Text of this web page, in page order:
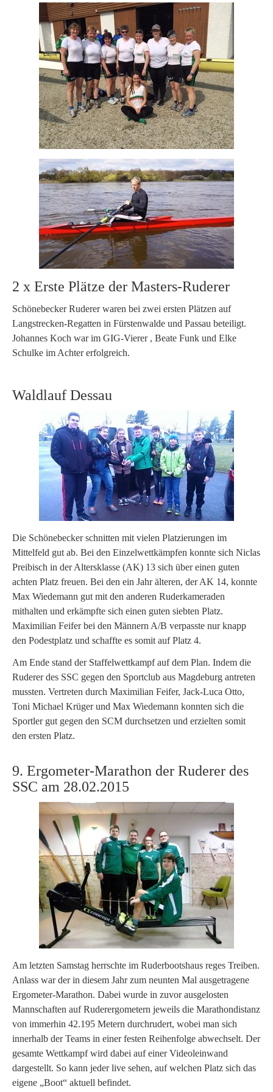
2 x Erste Plätze der Masters-Ruderer
Schönebecker Ruderer waren bei zwei ersten Plätzen auf
Langstrecken-Regatten in Fürstenwalde und Passau beteiligt.
Johannes Koch war im GIG-Vierer , Beate Funk und Elke
Schulke im Achter erfolgreich.
Waldlauf Dessau
Die Schönebecker schnitten mit vielen Platzierungen im
Mittelfeld gut ab. Bei den Einzelwettkämpfen konnte sich Niclas
Preibisch in der Altersklasse (AK) 13 sich über einen guten
achten Platz freuen. Bei den ein Jahr älteren, der AK 14, konnte
Max Wiedemann gut mit den anderen Ruderkameraden
mithalten und erkämpfte sich einen guten siebten Platz.
Maximilian Feifer bei den Männern A/B verpasste nur knapp
den Podestplatz und schaffte es somit auf Platz 4.
Am Ende stand der Staffelwettkampf auf dem Plan. Indem die
Ruderer des SSC gegen den Sportclub aus Magdeburg antreten
mussten. Vertreten durch Maximilian Feifer, Jack-Luca Otto,
Toni Michael Krüger und Max Wiedemann konnten sich die
Sportler gut gegen den SCM durchsetzen und erzielten somit
den ersten Platz.
9. Ergometer-Marathon der Ruderer des
SSC am 28.02.2015
Am letzten Samstag herrschte im Ruderbootshaus reges Treiben.
Anlass war der in diesem Jahr zum neunten Mal ausgetragene
Ergometer-Marathon. Dabei wurde in zuvor ausgelosten
Mannschaften auf Ruderergometern jeweils die Marathondistanz
von immerhin 42.195 Metern durchrudert, wobei man sich
innerhalb der Teams in einer festen Reihenfolge abwechselt. Der
gesamte Wettkampf wird dabei auf einer Videoleinwand
dargestellt. So kann jeder live sehen, auf welchen Platz sich das
eigene „Boot“ aktuell befindet.